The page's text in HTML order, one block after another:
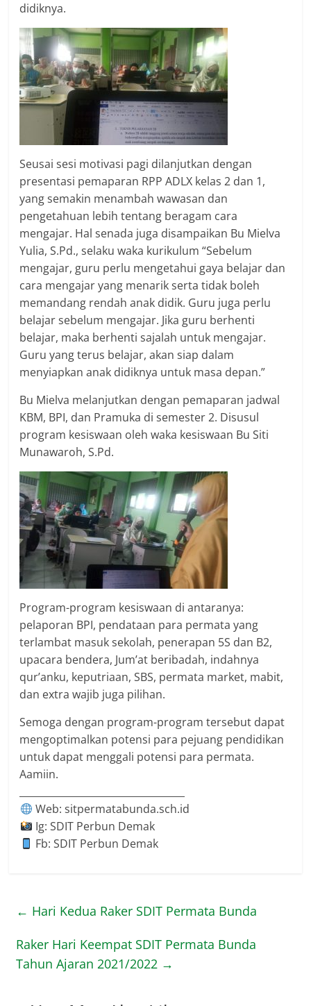
didiknya.
Seusai sesi motivasi pagi dilanjutkan dengan
presentasi pemaparan RPP ADLX kelas 2 dan 1,
yang semakin menambah wawasan dan
pengetahuan lebih tentang beragam cara
mengajar. Hal senada juga disampaikan Bu Mielva
Yulia, S.Pd., selaku waka kurikulum “Sebelum
mengajar, guru perlu mengetahui gaya belajar dan
cara mengajar yang menarik serta tidak boleh
memandang rendah anak didik. Guru juga perlu
belajar sebelum mengajar. Jika guru berhenti
belajar, maka berhenti sajalah untuk mengajar.
Guru yang terus belajar, akan siap dalam
menyiapkan anak didiknya untuk masa depan.”
Bu Mielva melanjutkan dengan pemaparan jadwal
KBM, BPI, dan Pramuka di semester 2. Disusul
program kesiswaan oleh waka kesiswaan Bu Siti
Munawaroh, S.Pd.
Program-program kesiswaan di antaranya:
pelaporan BPI, pendataan para permata yang
terlambat masuk sekolah, penerapan 5S dan B2,
upacara bendera, Jum’at beribadah, indahnya
qur’anku, keputriaan, SBS, permata market, mabit,
dan extra wajib juga pilihan.
Semoga dengan program-program tersebut dapat
mengoptimalkan potensi para pejuang pendidikan
untuk dapat menggali potensi para permata.
Aamiin.
Web: sitpermatabunda.sch.id
Ig: SDIT Perbun Demak
Fb: SDIT Perbun Demak
← Hari Kedua Raker SDIT Permata Bunda
Raker Hari Keempat SDIT Permata Bunda
Tahun Ajaran 2021/2022 →